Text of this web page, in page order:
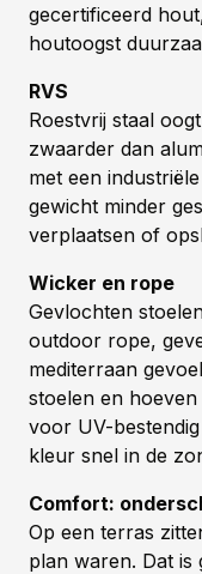
gecertificeerd
houtoogst
RVS
Roestvrij staal
zwaarder dan
met een
gewicht minder
verplaatsen of
Wicker en rope
Gevlochten
outdoor rope,
mediterraan
stoelen en
voor UV-
kleur snel in de
Comfort:
Op een terras
plan waren. Dat is